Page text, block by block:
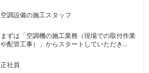
空調設備の施工スタッフ
まずは「空調機の施工業務（現場での取付作業
や配管工事）」からスタートしていただき...
正社員